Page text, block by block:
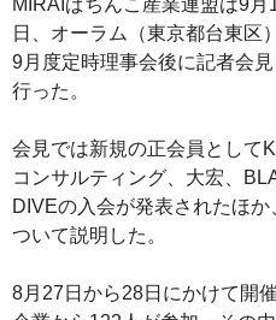
日、オーラム（東京都台東区
9月度定時理事会後に記者会見
行った。
会見では新規の正会員として
コンサルティング、大宏、
DIVEの入会が発表されたほ
ついて説明した。
8月27日から28日にかけて開